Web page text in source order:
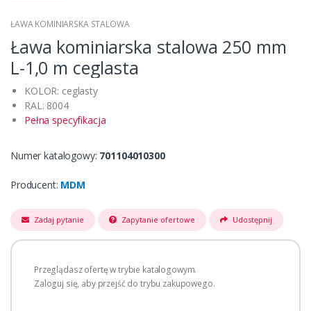
ŁAWA KOMINIARSKA STALOWA
Ława kominiarska stalowa 250 mm
L-1,0 m ceglasta
KOLOR: ceglasty
RAL: 8004
Pełna specyfikacja
Numer katalogowy: 701104010300
Producent: MDM
Zadaj pytanie Zapytanie ofertowe Udostępnij
Przeglądasz ofertę w trybie katalogowym.
Zaloguj się, aby przejść do trybu zakupowego.